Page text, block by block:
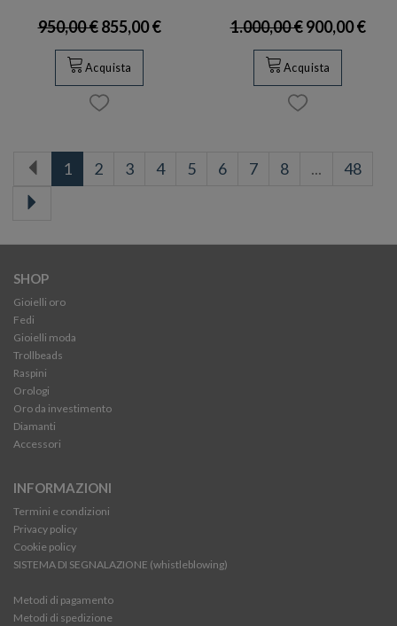
950,00 €855,00 €
Acquista
1.000,00 €900,00 €
Acquista
1 2 3 4 5 6 7 8 ... 48
SHOP
Gioielli oro
Fedi
Gioielli moda
Trollbeads
Raspini
Orologi
Oro da investimento
Diamanti
Accessori
INFORMAZIONI
Termini e condizioni
Privacy policy
Cookie policy
SISTEMA DI SEGNALAZIONE (whistleblowing)
Metodi di pagamento
Metodi di spedizione